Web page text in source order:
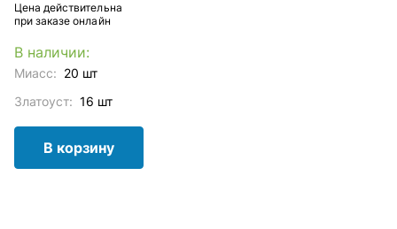
Цена действительна
при заказе онлайн
В наличии:
Миасс: 20 шт
Златоуст: 16 шт
В корзину